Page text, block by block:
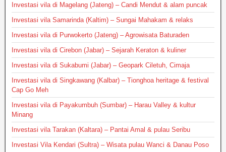
Investasi vila di Magelang (Jateng) – Candi Mendut & alam puncak
Investasi vila Samarinda (Kaltim) – Sungai Mahakam & relaks
Investasi vila di Purwokerto (Jateng) – Agrowisata Baturaden
Investasi vila di Cirebon (Jabar) – Sejarah Keraton & kuliner
Investasi vila di Sukabumi (Jabar) – Geopark Ciletuh, Cimaja
Investasi vila di Singkawang (Kalbar) – Tionghoa heritage & festival
Cap Go Meh
Investasi vila di Payakumbuh (Sumbar) – Harau Valley & kultur
Minang
Investasi vila Tarakan (Kaltara) – Pantai Amal & pulau Seribu
Investasi Vila Kendari (Sultra) – Wisata pulau Wanci & Danau Poso